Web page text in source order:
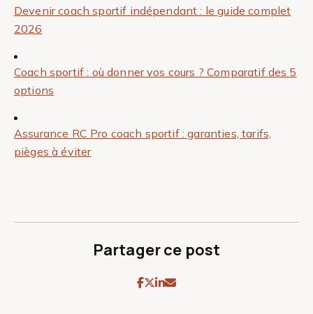
Devenir coach sportif indépendant : le guide complet
2026
Coach sportif : où donner vos cours ? Comparatif des 5
options
Assurance RC Pro coach sportif : garanties, tarifs,
pièges à éviter
Partager ce post